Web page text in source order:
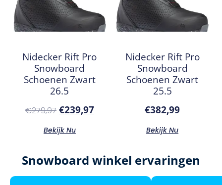
Nidecker Rift Pro
Snowboard
Schoenen Zwart
26.5
€279,97 €239,97
Bekijk Nu
Nidecker Rift Pro
Snowboard
Schoenen Zwart
25.5
€382,99
Bekijk Nu
Snowboard winkel ervaringen